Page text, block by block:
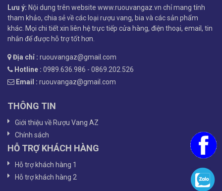
Lưu ý: Nội dung trên website www.ruouvangaz.vn chỉ mang tính
tham khảo, chia sẻ về các loại rượu vang, bia và các sản phẩm
khác. Mọi chi tiết xin liên hệ trực tiếp cửa hàng, điện thoại, email, tin
nhắn để được hỗ trợ tốt hơn.
Địa chỉ : ruouvangaz@gmail.com
Hotline : 0989.636.986 - 0869.202.526
Email : ruouvangaz@gmail.com
THÔNG TIN
Giới thiệu về Rượu Vang AZ
Chính sách
HỖ TRỢ KHÁCH HÀNG
Hỗ trợ khách hàng 1
Hỗ trợ khách hàng 2